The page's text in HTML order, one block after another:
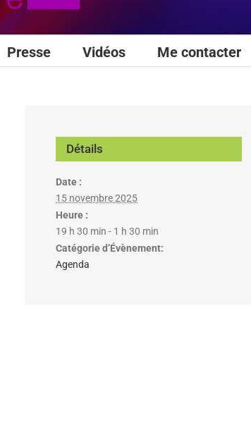
Presse Vidéos Me contacter
Détails
Date :
15 novembre 2025
Heure :
19 h 30 min - 1 h 30 min
Catégorie d’Évènement:
Agenda